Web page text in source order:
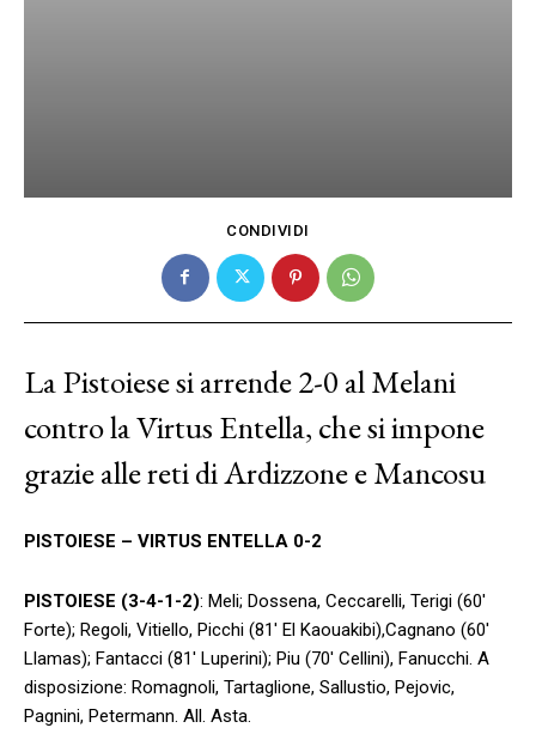
CONDIVIDI
La Pistoiese si arrende 2-0 al Melani
contro la Virtus Entella, che si impone
grazie alle reti di Ardizzone e Mancosu
PISTOIESE – VIRTUS ENTELLA 0-2
PISTOIESE (3-4-1-2): Meli; Dossena, Ceccarelli, Terigi (60′
Forte); Regoli, Vitiello, Picchi (81′ El Kaouakibi),Cagnano (60′
Llamas); Fantacci (81′ Luperini); Piu (70′ Cellini), Fanucchi. A
disposizione: Romagnoli, Tartaglione, Sallustio, Pejovic,
Pagnini, Petermann. All. Asta.